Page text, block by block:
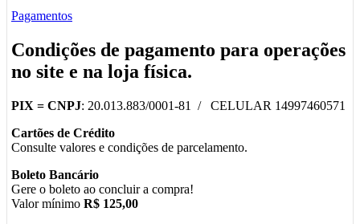
Pagamentos
Condições de pagamento para operações
no site e na loja física.
PIX = CNPJ: 20.013.883/0001-81 / CELULAR 14997460571
Cartões de Crédito
Consulte valores e condições de parcelamento.
Boleto Bancário
Gere o boleto ao concluir a compra!
Valor mínimo R$ 125,00